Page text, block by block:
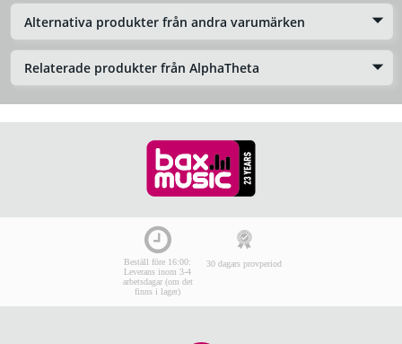
Alternativa produkter från andra varumärken
Relaterade produkter från AlphaTheta
Beställ före 16:00:
Leverans inom 3-4
arbetsdagar (om det
finns i lager)
30 dagars provperiod